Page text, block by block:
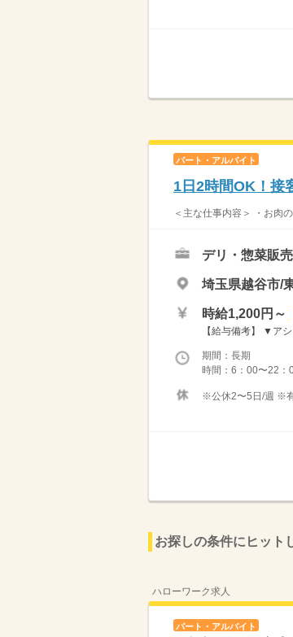
パート・アルバイト
1日2時間OK！接
＜主な仕事内容＞ ・お肉
デリ・惣菜販
埼玉県越谷市/
時給1,200円～
【給与備考】 ▼ア
期間：長期
時間：6：00〜22：
※公休2〜5日/週 ※
お探しの条件にヒット
ハローワーク求人
パート・アルバイト